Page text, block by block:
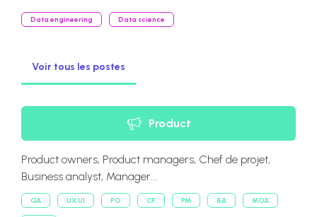
Data engineering Data science
Voir tous les postes
Product
Product owners, Product managers, Chef de projet,
Business analyst, Manager...
QA UX UI PO CP PM BA MOA